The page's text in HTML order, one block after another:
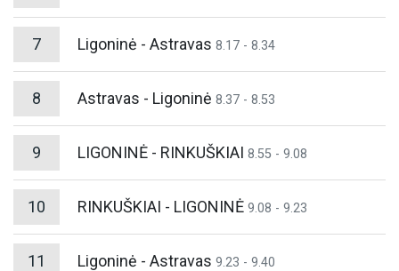
7 Ligoninė - Astravas 8.17 - 8.34
8 Astravas - Ligoninė 8.37 - 8.53
9 LIGONINĖ - RINKUŠKIAI 8.55 - 9.08
10 RINKUŠKIAI - LIGONINĖ 9.08 - 9.23
11 Ligoninė - Astravas 9.23 - 9.40